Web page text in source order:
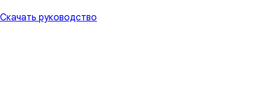
Скачать руководство